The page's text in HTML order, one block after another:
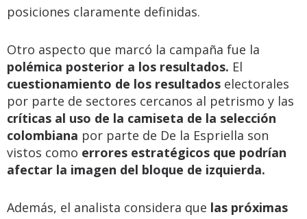
posiciones claramente definidas.
Otro aspecto que marcó la campaña fue la
polémica posterior a los resultados. El
cuestionamiento de los resultados electorales
por parte de sectores cercanos al petrismo y las
críticas al uso de la camiseta de la selección
colombiana por parte de De la Espriella son
vistos como errores estratégicos que podrían
afectar la imagen del bloque de izquierda.
Además, el analista considera que las próximas